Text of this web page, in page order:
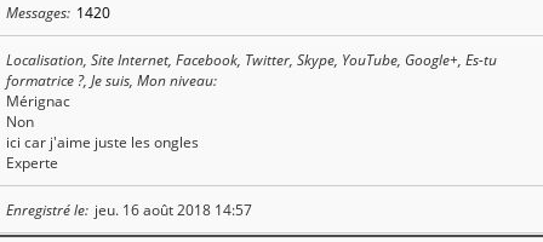
Messages 1420
Localisation, Site Internet, Facebook, Twitter, Skype, YouTube, Google+, Es-tu
formatrice ?, Je suis, Mon niveau
Mérignac
Non
ici car j'aime juste les ongles
Experte
Enregistré le jeu. 16 août 2018 14:57